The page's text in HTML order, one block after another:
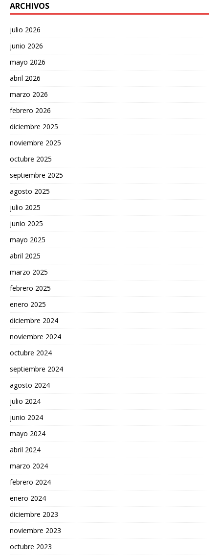
ARCHIVOS
julio 2026
junio 2026
mayo 2026
abril 2026
marzo 2026
febrero 2026
diciembre 2025
noviembre 2025
octubre 2025
septiembre 2025
agosto 2025
julio 2025
junio 2025
mayo 2025
abril 2025
marzo 2025
febrero 2025
enero 2025
diciembre 2024
noviembre 2024
octubre 2024
septiembre 2024
agosto 2024
julio 2024
junio 2024
mayo 2024
abril 2024
marzo 2024
febrero 2024
enero 2024
diciembre 2023
noviembre 2023
octubre 2023